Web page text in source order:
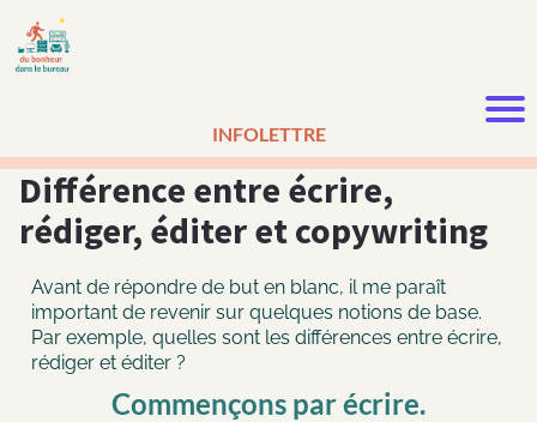
INFOLETTRE
Différence entre écrire,
rédiger, éditer et copywriting
Avant de répondre de but en blanc, il me paraît
important de revenir sur quelques notions de base.
Par exemple, quelles sont les différences entre écrire,
rédiger et éditer ?
Commençons par écrire.